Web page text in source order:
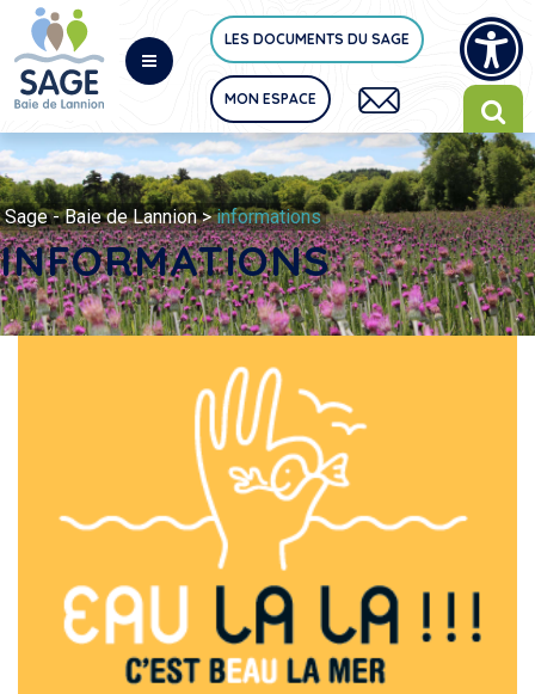
LES DOCUMENTS DU SAGE
MON ESPACE
Sage - Baie de Lannion>informations
INFORMATIONS